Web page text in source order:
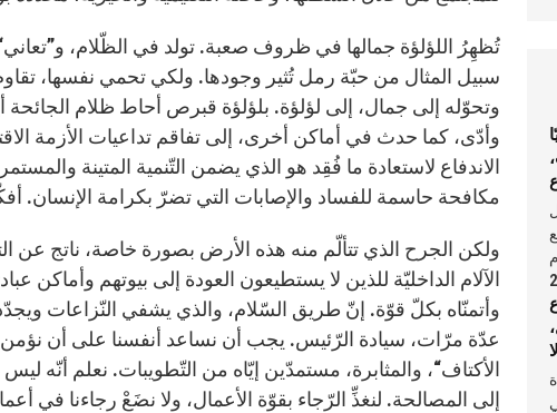
تُظهِرُ اللؤلؤة جمالها في ظروف صعبة. تولد في الظّلام،
سبيل المثال من حبّة رمل تُثير وجودها. ولكي تحمي نفسها،
وتحوّله إلى جمال، إلى لؤلؤة. بلؤلؤة قبرص أحاط ظلام الجائحة
وأدّى، كما حدث في أماكن أخرى، إلى تفاقم تداعيات الأزمة
الاندفاع لاستعادة ما فُقِد هو الذي يضمن التّنمية المتينة
مكافحة حاسمة للفساد والإصابات التي تضرّ بكرامة الإنسان.
ولكن الجرح الذي تتألّم منه هذه الأرض بصورة خاصة، ناتج عن
الآلام الداخليّة للذين لا يستطيعون العودة إلى بيوتهم
وأتمنّاه بكلّ قوّة. إنّ طريق السّلام، والذي يشفي النّزاعات
عدّة مرّات، سيادة الرّئيس. يجب أن نساعد أنفسنا على أن نؤمن
الأكتاف“، والمثابرة، مستمدّين إيّاه من التّطويبات. نعلم أنّه
إلى المصالحة. لنغذِّ الرّجاء بقوّة الأعمال، ولا نضَعْ رجاءنا في